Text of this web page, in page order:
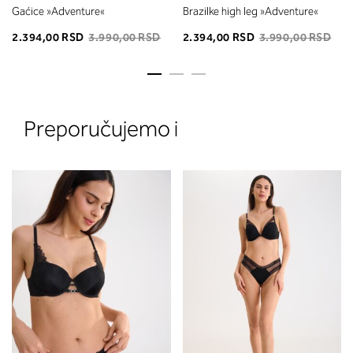
Gaćice »Adventure«
2.394,00 RSD 3.990,00 RSD
Brazilke high leg »Adventure«
2.394,00 RSD 3.990,00 RSD
Preporučujemo i
Izmerite obim grudi. Postavite
traku preko leđa u nivou dekoltea i
preko grudi, u nivou bradavica - do
udubljenja između grudi. U odeljku
ćete pročitati koja dubina korpe
odgovara vašoj meri (A, B...) -
potražite u koloni koju ste odredili
merenjem grudi.